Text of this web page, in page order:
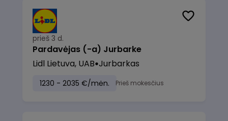
prieš 3 d.
Pardavėjas (-a) Jurbarke
Lidl Lietuva, UAB Jurbarkas
1230 - 2035 €/mėn. Prieš mokesčius